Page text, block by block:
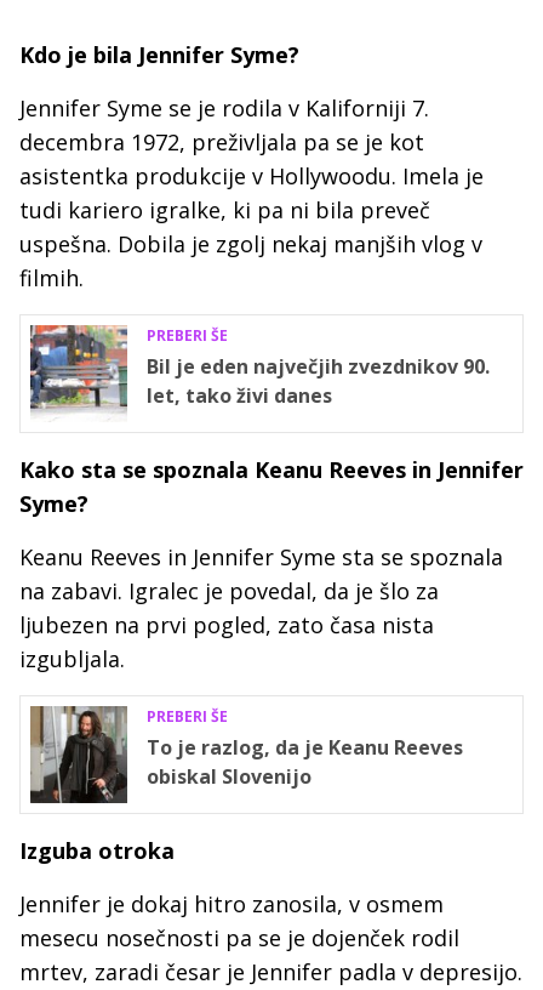
Kdo je bila Jennifer Syme?
Jennifer Syme se je rodila v Kaliforniji 7.
decembra 1972, preživljala pa se je kot
asistentka produkcije v Hollywoodu. Imela je
tudi kariero igralke, ki pa ni bila preveč
uspešna. Dobila je zgolj nekaj manjših vlog v
filmih.
PREBERI ŠE
Bil je eden največjih zvezdnikov 90.
let, tako živi danes
Kako sta se spoznala Keanu Reeves in Jennifer
Syme?
Keanu Reeves in Jennifer Syme sta se spoznala
na zabavi. Igralec je povedal, da je šlo za
ljubezen na prvi pogled, zato časa nista
izgubljala.
PREBERI ŠE
To je razlog, da je Keanu Reeves
obiskal Slovenijo
Izguba otroka
Jennifer je dokaj hitro zanosila, v osmem
mesecu nosečnosti pa se je dojenček rodil
mrtev, zaradi česar je Jennifer padla v depresijo.